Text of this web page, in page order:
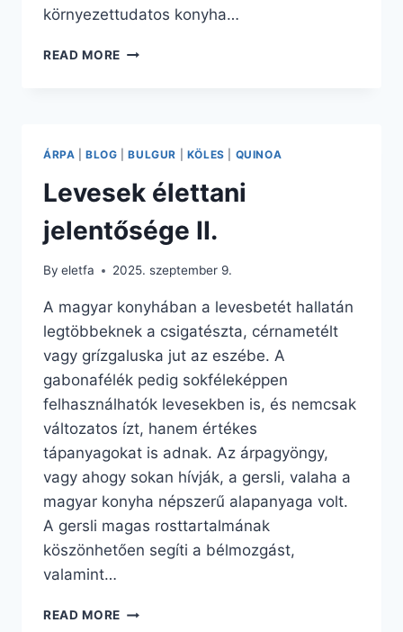
környezettudatos konyha…
READ MORE AZ
KONYHÁBAN
I.
ÁRPA |BLOG |BULGUR KÖLES QUINOA
Levesek élettani
jelentősége II.
By eletfa 2025. szeptember 9.
A magyar konyhában a levesbetét hallatán
legtöbbeknek a csigatészta, cérnametélt
vagy grízgaluska jut az eszébe. A
gabonafélék pedig sokféleképpen
felhasználhatók levesekben is, és nemcsak
változatos ízt, hanem értékes
tápanyagokat is adnak. Az árpagyöngy,
vagy ahogy sokan hívják, a gersli, valaha a
magyar konyha népszerű alapanyaga volt.
A gersli magas rosttartalmának
köszönhetően segíti a bélmozgást,
valamint…
READ MORE LEVESEK